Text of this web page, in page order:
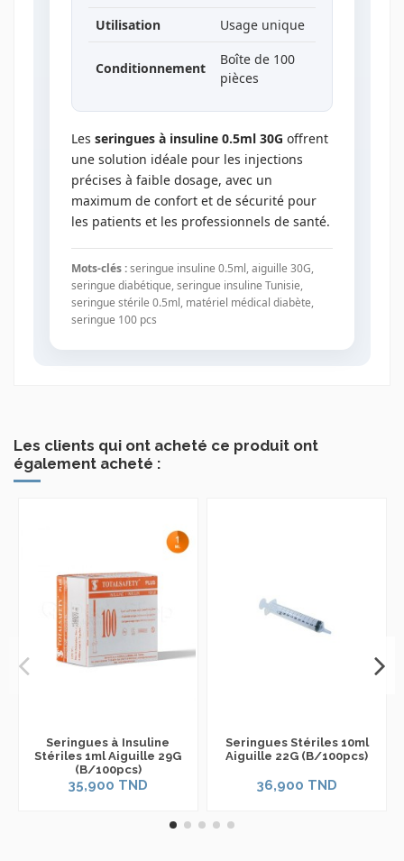
Utilisation
Usage unique
Conditionnement
Boîte de 100
pièces
Les seringues à insuline 0.5ml 30G offrent
une solution idéale pour les injections
précises à faible dosage, avec un
maximum de confort et de sécurité pour
les patients et les professionnels de santé.
Mots-clés :seringue insuline 0.5ml, aiguille 30G,
seringue diabétique, seringue insuline Tunisie,
seringue stérile 0.5ml, matériel médical diabète,
seringue 100 pcs
Les clients qui ont acheté ce produit ont
également acheté :
Seringues à Insuline
Stériles 1ml Aiguille 29G
(B/100pcs)
35,900 TND
Seringues Stériles 10ml
Aiguille 22G (B/100pcs)
36,900 TND